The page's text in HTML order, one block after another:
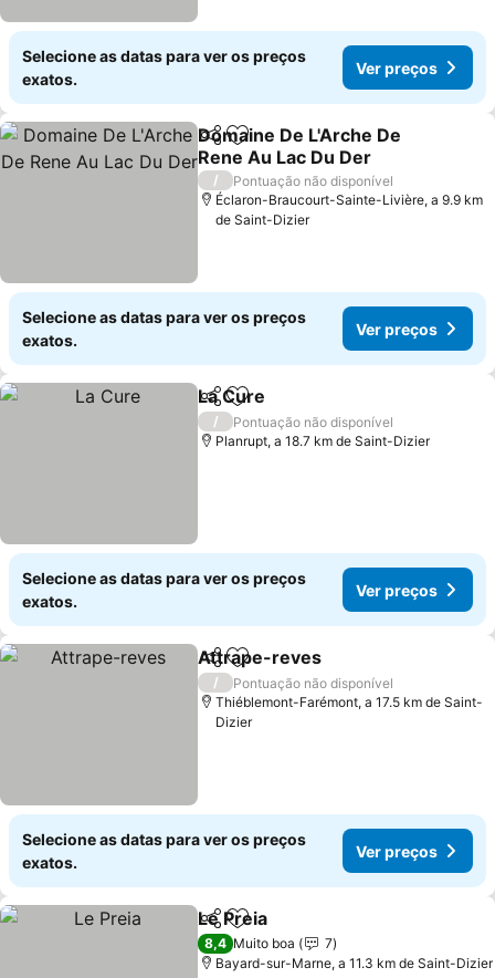
Selecione as datas para ver os preços
exatos.
Ver preços
PartilharAdicionar aos favoritos
Domaine De L'Arche De
Rene Au Lac Du Der
/
Pontuação não disponível
Éclaron-Braucourt-Sainte-Livière, a 9.9 km
de Saint-Dizier
Selecione as datas para ver os preços
exatos.
Ver preços
PartilharAdicionar aos favoritos
La Cure
/
Pontuação não disponível
Planrupt, a 18.7 km de Saint-Dizier
Selecione as datas para ver os preços
exatos.
Ver preços
PartilharAdicionar aos favoritos
Attrape-reves
/
Pontuação não disponível
Thiéblemont-Farémont, a 17.5 km de Saint-
Dizier
Selecione as datas para ver os preços
exatos.
Ver preços
PartilharAdicionar aos favoritos
Le Preia
8,4 Muito boa
7
Bayard-sur-Marne, a 11.3 km de Saint-Dizier